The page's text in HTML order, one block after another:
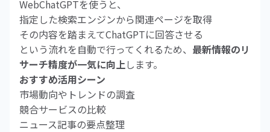
WebChatGPTを使うと、
指定した検索エンジンから関連ページを取得
その内容を踏まえてChatGPTに回答させる
という流れを自動で行ってくれるため、 最新情報のリ
サーチ精度が一気に向上します。
おすすめ活用シーン
市場動向やトレンドの調査
競合サービスの比較
ニュース記事の要点整理